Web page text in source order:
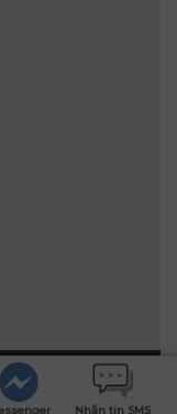
bởi:PhucT Digital
Nhắn tin SMS